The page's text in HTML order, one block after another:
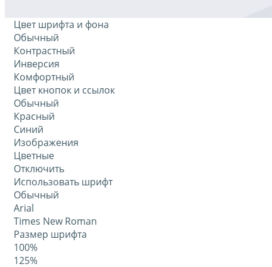
Цвет шрифта и фона
Обычный
Контрастный
Инверсия
Комфортный
Цвет кнопок и ссылок
Обычный
Красный
Синий
Изображения
Цветные
Отключить
Использовать шрифт
Обычный
Arial
Times New Roman
Размер шрифта
100%
125%